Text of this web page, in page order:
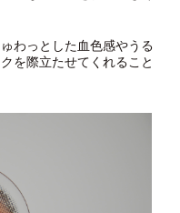
わっとした血色感やうる
を際立たせてくれること